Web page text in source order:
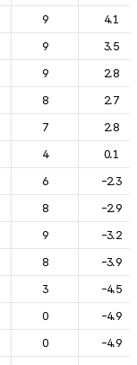
9
4.1
9
3.5
9
2.8
8
2.7
7
2.8
4
0.1
6
-2.3
8
-2.9
9
-3.2
8
-3.9
3
-4.5
0
-4.9
0
-4.9